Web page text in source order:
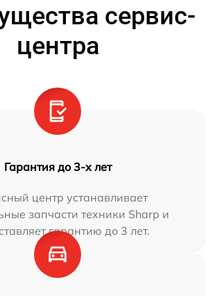
сервис-
центра
Гарантия до 3-х лет
центр устанавливает
запчасти техники Sharp и
гарантию до 3 лет.